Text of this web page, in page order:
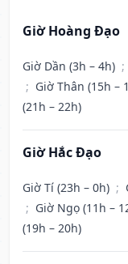
Giờ Hoàng Đạo
Giờ Dần (3h – 4h) ;
; Giờ Thân (15h –
(21h – 22h)
Giờ Hắc Đạo
Giờ Tí (23h – 0h) ;
; Giờ Ngọ (11h –
(19h – 20h)